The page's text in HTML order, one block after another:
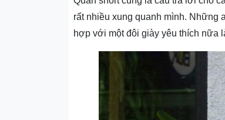
rất nhiều xung quanh mình. Những
hợp với một đôi giày yêu thích nữa